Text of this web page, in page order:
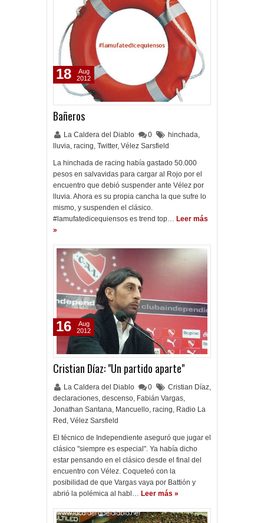
Bañeros
La Caldera del Diablo 0 hinchada,
lluvia, racing, Twitter, Vélez Sarsfield
La hinchada de racing había gastado 50.000
pesos en salvavidas para cargar al Rojo por el
encuentro que debió suspender ante Vélez por
lluvia. Ahora es su propia cancha la que sufre lo
mismo, y suspenden el clásico.
#lamufatedicequiensos es trend top… Leer más
»
18
Aug
2012
Cristian Díaz: "Un partido aparte"
La Caldera del Diablo 0 Cristian Díaz,
declaraciones, descenso, Fabián Vargas,
Jonathan Santana, Mancuello, racing, Radio La
Red , Vélez Sarsfield
El técnico de Independiente aseguró que jugar el
clásico "siempre es especial". Ya había dicho
estar pensando en el clásico desde el final del
encuentro con Vélez. Coqueteó con la
posibilidad de que Vargas vaya por Battión y
abrió la polémica al habl… Leer más »
16
Aug
2012